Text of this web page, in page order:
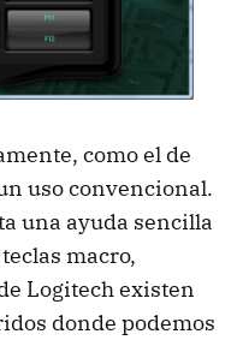
como el de
uso convencional.
una ayuda sencilla
macro,
Logitech existen
donde podemos